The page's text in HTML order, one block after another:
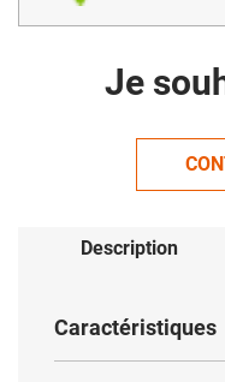
Je
Description
Caractéristiques